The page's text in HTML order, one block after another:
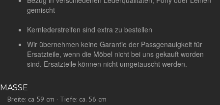
gemischt
Kernlederstreifen sind extra zu bestellen
Wir übernehmen keine Garantie der Passgenauigkeit für
Ersatzteile, wenn die Möbel nicht bei uns gekauft worden
sind. Ersatzteile können nicht umgetauscht werden.
MASSE
Breite: ca 59 cm · Tiefe: ca. 56 cm